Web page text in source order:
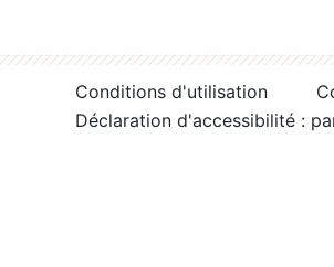
Conditions d'utilisation
Déclaration d'accessibilité :